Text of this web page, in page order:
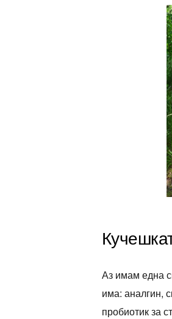
Аз имам една
има: аналгин,
пробиотик за